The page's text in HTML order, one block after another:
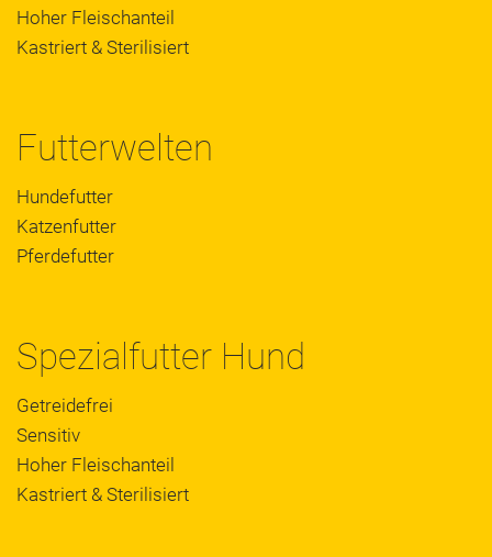
Hoher Fleischanteil
Kastriert & Sterilisiert
Futterwelten
Hundefutter
Katzenfutter
Pferdefutter
Spezialfutter Hund
Getreidefrei
Sensitiv
Hoher Fleischanteil
Kastriert & Sterilisiert